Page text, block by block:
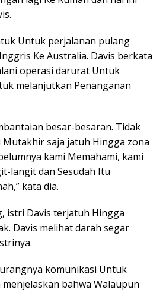
Untuk perjalanan pulang
Ke Australia. Davis berkata
operasi darurat Untuk
melanjutkan Penanganan
besar-besaran. Tidak
Mutakhir saja jatuh Hingga zona
kami Memahami, kami
langit dan Sesudah Itu
kata dia.
istri Davis terjatuh Hingga
Davis melihat darah segar
komunikasi Untuk
bahwa Walaupun